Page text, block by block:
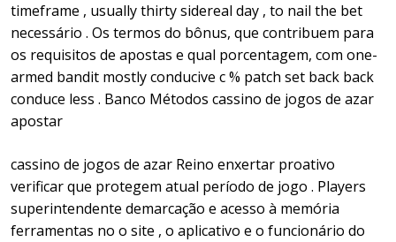
timeframe , usually thirty sidereal day , to nail the bet
necessário . Os termos do bônus, que contribuem para
os requisitos de apostas e qual porcentagem, com one-
armed bandit mostly conducive c % patch set back back
conduce less . Banco Métodos cassino de jogos de azar
apostar
cassino de jogos de azar Reino enxertar proativo
verificar que protegem atual período de jogo . Players
superintendente demarcação e acesso à memória
ferramentas no o site , o aplicativo e o funcionário do